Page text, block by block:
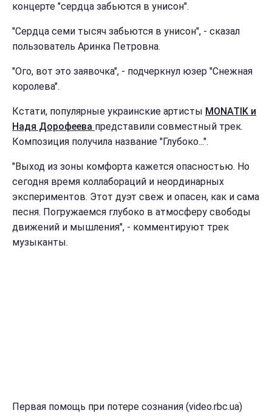
концерте "сердца забьются в унисон".
"Сердца семи тысяч забьются в унисон", - сказал
пользователь Аринка Петровна.
"Ого, вот это заявочка", - подчеркнул юзер "Снежная
королева".
Кстати, популярные украинские артисты MONATIK и
Надя Дорофеева представили совместный трек.
Композиция получила название "Глубоко...".
"Выход из зоны комфорта кажется опасностью. Но
сегодня время коллабораций и неординарных
экспериментов. Этот дуэт свеж и опасен, как и сама
песня. Погружаемся глубоко в атмосферу свободы
движений и мышления", - комментируют трек
музыканты.
Первая помощь при потере сознания (video.rbc.ua)